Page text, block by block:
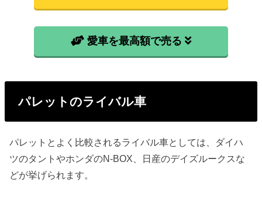
愛車を最高額で売る
パレットのライバル車
パレットとよく比較されるライバル車としては、ダイハ
ツのタントやホンダのN-BOX、日産のデイズルークスな
どが挙げられます。